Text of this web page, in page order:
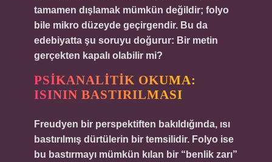
tamamen dışlamak mümkün değildir; folyo
bile mikro düzeyde geçirgendir. Bu da
edebiyatta şu soruyu doğurur: Bir metin
gerçekten kapalı olabilir mi?
PSIKANALITIK OKUMA:
ISININ BASTIRILMASI
Freudyen bir perspektiften bakıldığında, ısı
bastırılmış dürtülerin bir temsilidir. Folyo ise
bu bastırmayı mümkün kılan bir “benlik zarı”